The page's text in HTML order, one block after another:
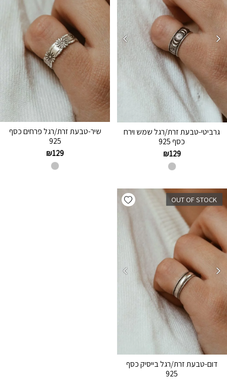
גרביטי-טבעת זרת/רגל שמש וירח
כסף 925
₪129
שיר-טבעת זרת/רגל פרחים כסף
925
₪129
Add wishlist OUT OF STOCK
דום-טבעת זרת/רגל בייסיק כסף
925